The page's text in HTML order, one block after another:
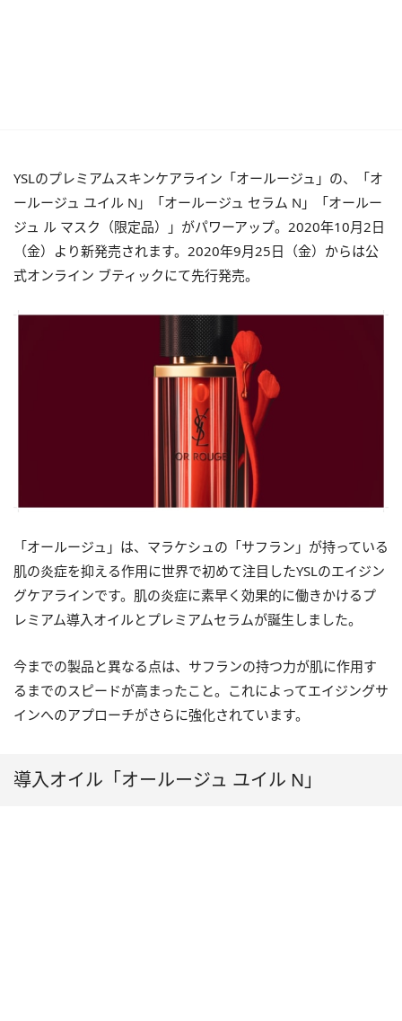
YSLのプレミアムスキンケアライン「オールージュ」の、「オ
ールージュ ユイル N 」「オールージュ セラム N 」「オールー
ジュ ル マスク（限定品）」がパワーアップ。 2020年10月2日
（金）より新発売されます。 2020年9月25日（金）からは公
式オンライン ブティックにて先行発売。
「オールージュ」は、マラケシュの「サフラン」が持っている
肌の炎症を抑える作用に世界で初めて注目したYSLのエイジン
グケアラインです。肌の炎症に素早く効果的に働きかけるプ
レミアム導入オイルとプレミアムセラムが誕生しました。
今までの製品と異なる点は、サフランの持つ力が肌に作用す
るまでのスピードが高まったこと。これによってエイジングサ
インへのアプローチがさらに強化されています。
導入オイル「オールージュ ユイル N」